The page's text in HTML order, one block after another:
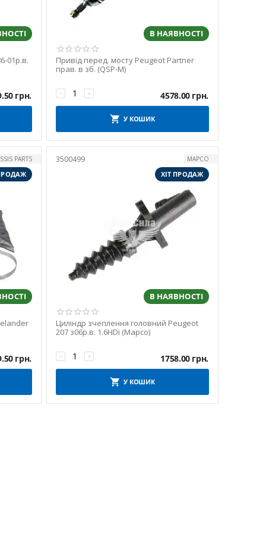
01р.в.
грн.
В НАЯВНОСТІ
Привід перед. мосту Peugeot Partner
прав. в зб. (QSP-M)
+
− 4578.00 грн.
У КОШИК
PARTS
грн.
3500499
MAPCO
ХІТ ПРОДАЖ
В НАЯВНОСТІ
Циліндр зчеплення головний Peugeot
207 з06р.в. 1.6HDi (Mapco)
+
− 1758.00 грн.
У КОШИК